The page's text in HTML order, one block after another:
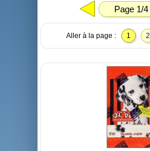
Page 1/4
Aller à la page : 1 2